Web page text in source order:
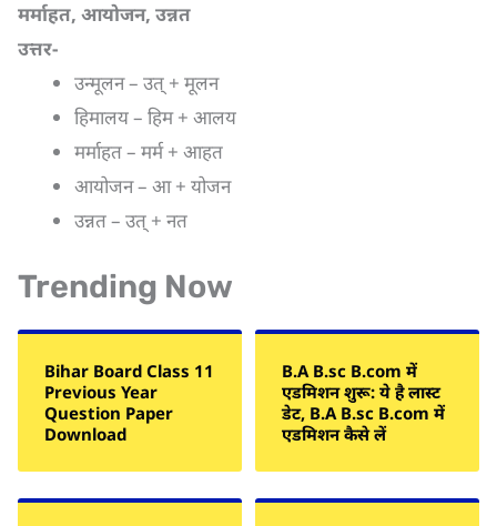
मर्माहत, आयोजन, उन्नत
उत्तर-
उन्मूलन – उत् + मूलन
हिमालय – हिम + आलय
मर्माहत – मर्म + आहत
आयोजन – आ + योजन
उन्नत – उत् + नत
Trending Now
Bihar Board Class 11
Previous Year
Question Paper
Download
B.A B.sc B.com में
एडमिशन शुरू: ये है लास्ट
डेट, B.A B.sc B.com में
एडमिशन कैसे लें